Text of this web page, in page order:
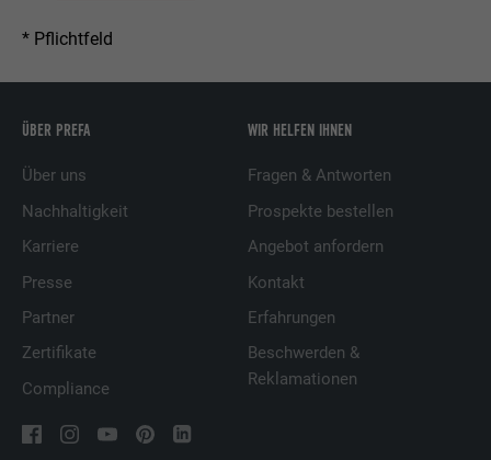
* Pflichtfeld
ÜBER PREFA
Über uns
Nachhaltigkeit
Karriere
Presse
Partner
Zertifikate
Compliance
WIR HELFEN IHNEN
Fragen & Antworten
Prospekte bestellen
Angebot anfordern
Kontakt
Erfahrungen
Beschwerden &
Reklamationen